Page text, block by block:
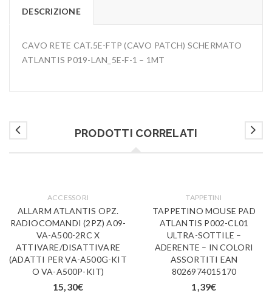
DESCRIZIONE
CAVO RETE CAT.5E-FTP (CAVO PATCH) SCHERMATO
ATLANTIS P019-LAN_5E-F-1 – 1MT
PRODOTTI CORRELATI
ACCESSORI
ALLARM ATLANTIS OPZ.
RADIOCOMANDI (2PZ) A09-
VA-A500-2RC X
ATTIVARE/DISATTIVARE
(ADATTI PER VA-A500G-KIT
O VA-A500P-KIT)
15,30€
TAPPETINI
TAPPETINO MOUSE PAD
ATLANTIS P002-CL01
ULTRA-SOTTILE –
ADERENTE – IN COLORI
ASSORTITI EAN
8026974015170
1,39€